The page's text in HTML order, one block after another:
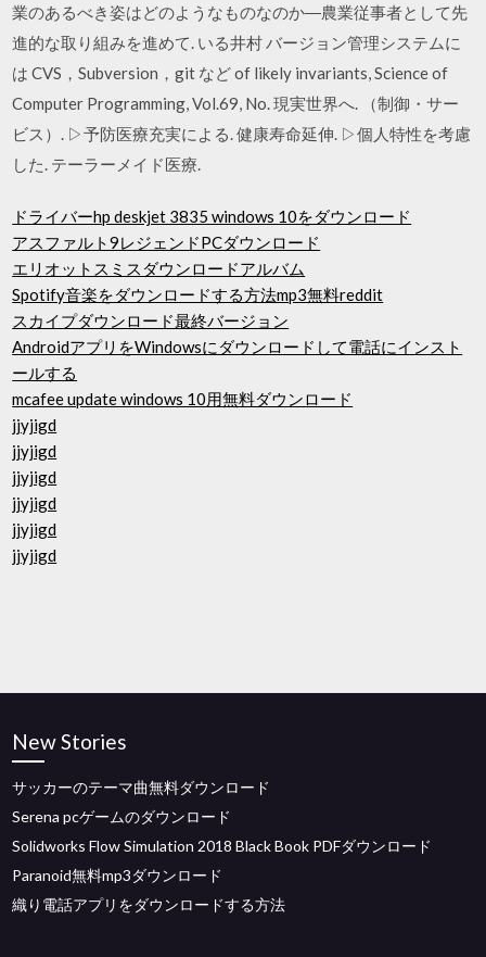
業のあるべき姿はどのようなものなのか―農業従事者として先
進的な取り組みを進めて. いる井村 バージョン管理システムに
は CVS，Subversion，git など of likely invariants, Science of
Computer Programming, Vol.69, No. 現実世界へ. （制御・サー
ビス）. ▷予防医療充実による. 健康寿命延伸. ▷個人特性を考慮
した. テーラーメイド医療.
ドライバーhp deskjet 3835 windows 10をダウンロード
アスファルト9レジェンドPCダウンロード
エリオットスミスダウンロードアルバム
Spotify音楽をダウンロードする方法mp3無料reddit
スカイプダウンロード最終バージョン
AndroidアプリをWindowsにダウンロードして電話にインスト
ールする
mcafee update windows 10用無料ダウンロード
jjyjigd
jjyjigd
jjyjigd
jjyjigd
jjyjigd
jjyjigd
New Stories
サッカーのテーマ曲無料ダウンロード
Serena pcゲームのダウンロード
Solidworks Flow Simulation 2018 Black Book PDFダウンロード
Paranoid無料mp3ダウンロード
織り電話アプリをダウンロードする方法